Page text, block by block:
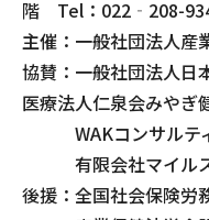
階 Tel：022‐208-
主催：一般社団法人産
協賛：一般社団法人日
医療法人仁泉会みやぎ
WAKコンサルテ
有限会社マイルス
後援：全国社会保険労